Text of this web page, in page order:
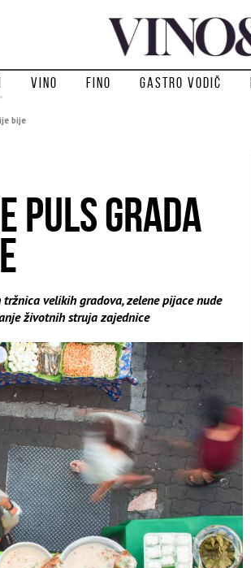
Vino Fino Gastro vodič
bije
PULS GRADA
velikih gradova, zelene pijace nude
životnih struja zajednice